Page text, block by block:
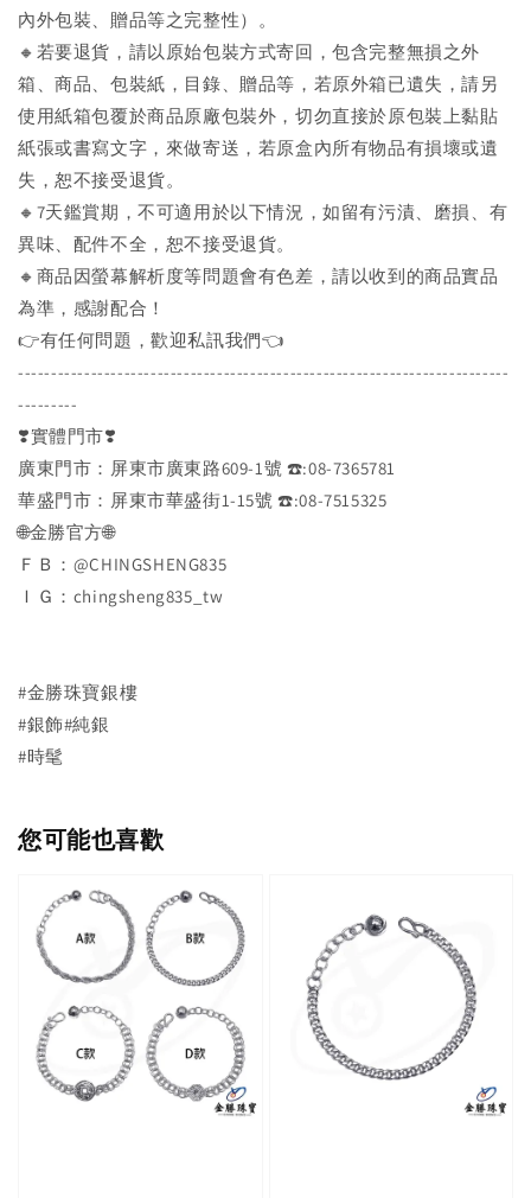
內外包裝、贈品等之完整性）。
🔸若要退貨，請以原始包裝方式寄回，包含完整無損之外
箱、商品、包裝紙，目錄、贈品等，若原外箱已遺失，請另
使用紙箱包覆於商品原廠包裝外，切勿直接於原包裝上黏貼
紙張或書寫文字，來做寄送，若原盒內所有物品有損壞或遺
失，恕不接受退貨。
🔸7天鑑賞期，不可適用於以下情況，如留有污漬、磨損、有
異味、配件不全，恕不接受退貨。
🔸商品因螢幕解析度等問題會有色差，請以收到的商品實品
為準，感謝配合！
👉️有任何問題，歡迎私訊我們👈️
--------------------------------------------------------------------------
---------
❣️實體門市❣️
廣東門市：屏東市廣東路609-1號 ☎️:08-7365781
華盛門市：屏東市華盛街1-15號 ☎️:08-7515325
🌐金勝官方🌐
ＦＢ：@CHINGSHENG835
ＩＧ：chingsheng835_tw
#金勝珠寶銀樓
#銀飾#純銀
#時髦
您可能也喜歡